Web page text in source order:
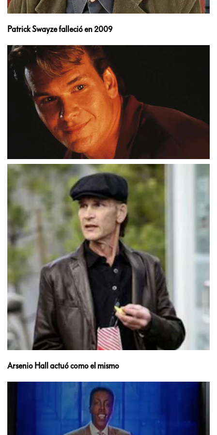
Patrick Swayze falleció en 2009
Arsenio Hall actuó como el mismo